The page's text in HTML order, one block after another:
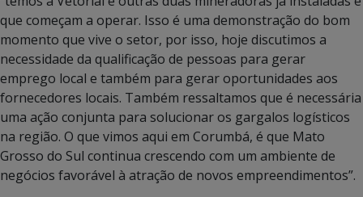
que começam a operar. Isso é uma demonstração do bom
momento que vive o setor, por isso, hoje discutimos a
necessidade da qualificação de pessoas para gerar
emprego local e também para gerar oportunidades aos
fornecedores locais. Também ressaltamos que é necessária
uma ação conjunta para solucionar os gargalos logísticos
na região. O que vimos aqui em Corumbá, é que Mato
Grosso do Sul continua crescendo com um ambiente de
negócios favorável à atração de novos empreendimentos”.